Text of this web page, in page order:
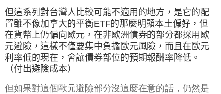
但這系列對台灣人比較可能不適用的地方，是它的配
置雖不像加拿大的平衡ETF的那麼明顯本土偏好，但
在貨幣上仍偏向歐元，在非歐洲債券的部分都採用歐
元避險，這樣不僅要集中負擔歐元風險，而且在歐元
利率低的現在，會讓債券部位的預期報酬率降低。
（付出避險成本）
但如果對這個歐元避險部分沒這麼在意的話，仍然是